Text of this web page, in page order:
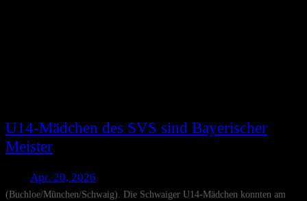
U14-Mädchen des SVS sind Bayerischer
Meister
Apr. 20, 2026
(Buchloe/München/Schwaig). Die Schwaiger U14-Mädchen konnten am